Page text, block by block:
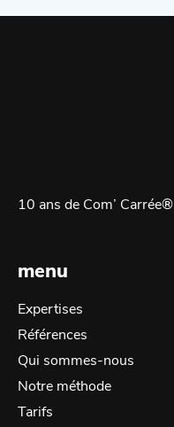
10 ans de Com’ Carrée®
menu
Expertises
Références
Qui sommes-nous
Notre méthode
Tarifs